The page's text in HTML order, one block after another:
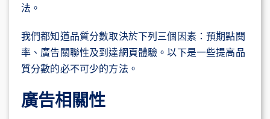
法。
我們都知道品質分數取決於下列三個因素：預期點閱
率、廣告關聯性及到達網頁體驗。以下是一些提高品
質分數的必不可少的方法。
廣告相關性